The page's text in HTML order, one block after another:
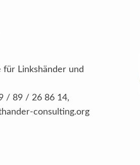
Linkshänder und
/ 89 / 26 86 14,
consulting.org